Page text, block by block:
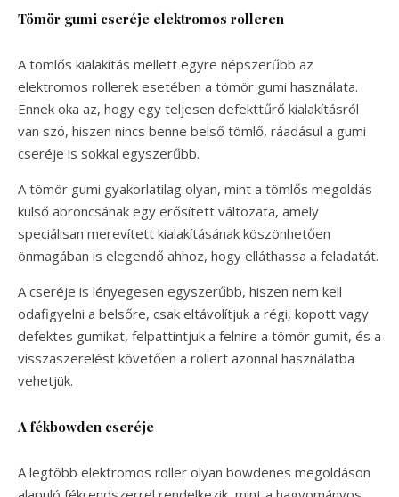
Tömör gumi cseréje elektromos rolleren
A tömlős kialakítás mellett egyre népszerűbb az
elektromos rollerek esetében a tömör gumi használata.
Ennek oka az, hogy egy teljesen defekttűrő kialakításról
van szó, hiszen nincs benne belső tömlő, ráadásul a gumi
cseréje is sokkal egyszerűbb.
A tömör gumi gyakorlatilag olyan, mint a tömlős megoldás
külső abroncsának egy erősített változata, amely
speciálisan merevített kialakításának köszönhetően
önmagában is elegendő ahhoz, hogy elláthassa a feladatát.
A cseréje is lényegesen egyszerűbb, hiszen nem kell
odafigyelni a belsőre, csak eltávolítjuk a régi, kopott vagy
defektes gumikat, felpattintjuk a felnire a tömör gumit, és a
visszaszerelést követően a rollert azonnal használatba
vehetjük.
A fékbowden cseréje
A legtöbb elektromos roller olyan bowdenes megoldáson